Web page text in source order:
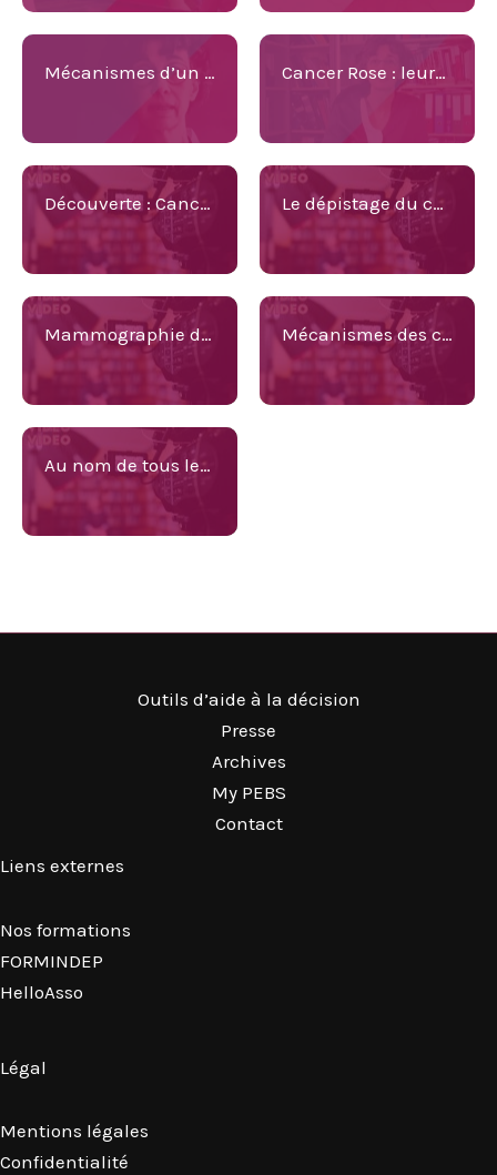
Mécanismes d’un CANCER du SEIN Cancer Rose : leurs missions, leurs actions.
Découverte : Cancer Rose Le dépistage du cancer par mammographie, ça fait quoi ?
Mammographie de dépistage, oui ou non ? Mécanismes des cancers du sein
Au nom de tous les seins
Outils d’aide à la décision
Presse
Archives
My PEBS
Contact
Liens externes
Nos formations
FORMINDEP
HelloAsso
Légal
Mentions légales
Confidentialité